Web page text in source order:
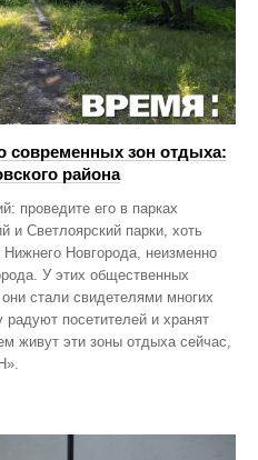
современных зон отдыха:
района
проведите его в парках
и Светлоярский парки, хоть
Новгорода, неизменно
У этих общественных
стали свидетелями многих
радуют посетителей и хранят
живут эти зоны отдыха сейчас,